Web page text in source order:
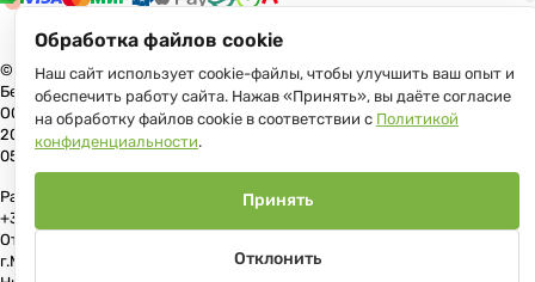
© 2026 Данко Бай: качественная мебель с оперативной доставкой по
Беларуси
ООО «Гранд Парк», юр.адрес: 220005, Минск, ул. Платонова, 22, пом.
204 В торговом реестре с 17 июля 2013 г. Регистрация №191081534,
05.11.2008, Мингорисполком.
Рассмотрение обращений потребителей, телефон +375 (17) 361-10-80,
+375 (29) 191-10-80, +375 (29) 544-10-00, e-mail: info@danko.by
Отдел торговли и услуг Администрации Первомайского района
г.Минска: тел. +375(17)215-14-65, Начальник отдела: Жакович Юлия
Обработка файлов cookie
Наш сайт использует cookie-файлы, чтобы улучшить ваш опыт и
обеспечить работу сайта. Нажав «Принять», вы даёте согласие
на обработку файлов cookie в соответствии с Политикой
конфиденциальности.
Отклонить
Принять